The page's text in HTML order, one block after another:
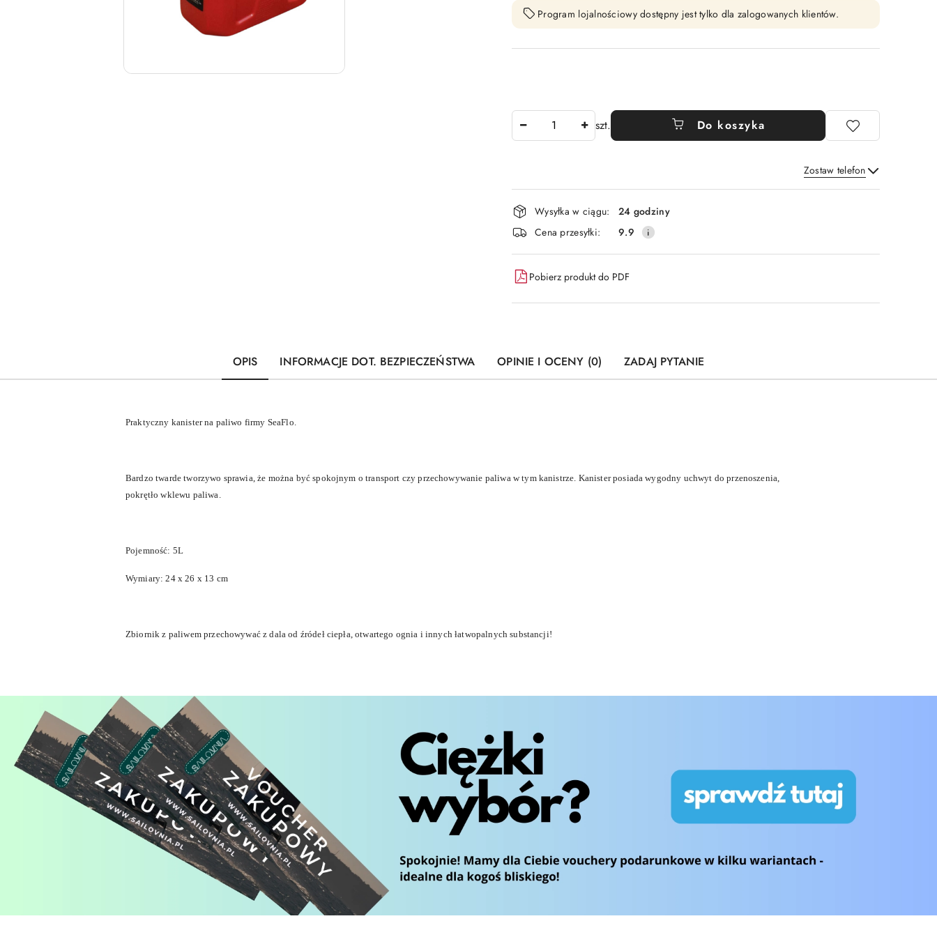
Program lojalnościowy dostępny jest tylko dla zalogowanych klientów.
szt. Do koszyka
Zostaw telefon
Wyślij
Dostępność
i
dostawa
Wysyłka w ciągu:
24 godziny
Cena przesyłki:
9.9
Pobierz produkt do PDF
OPIS INFORMACJE DOT. BEZPIECZEŃSTWA OPINIE I OCENY (0) ZADAJ PYTANIE
Praktyczny kanister na paliwo firmy SeaFlo.
Bardzo twarde tworzywo sprawia, że można być spokojnym o transport czy przechowywanie paliwa w tym kanistrze. Kanister posiada wygodny uchwyt do przenoszenia,
pokrętło wklewu paliwa.
Pojemność: 5L
Wymiary: 24 x 26 x 13 cm
Zbiornik z paliwem przechowywać z dala od źródeł ciepła, otwartego ognia i innych łatwopalnych substancji!